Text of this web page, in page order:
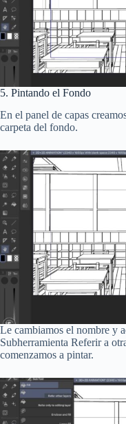
5. Pintando el Fondo
En el panel de capas
carpeta del fondo.
Le cambiamos el nombre y
Subherramienta Referir a
comenzamos a pintar.